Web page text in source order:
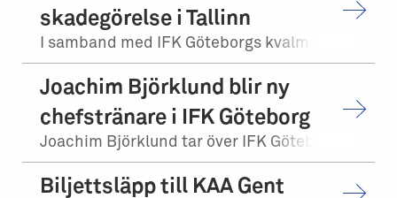
skadegörelse i Tallinn
Joachim Björklund blir ny
chefstränare i IFK Göteborg
Biljettsläpp till KAA Gent